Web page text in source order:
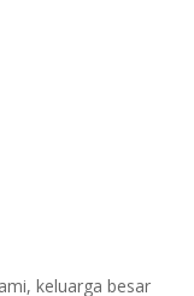
keluarga besar